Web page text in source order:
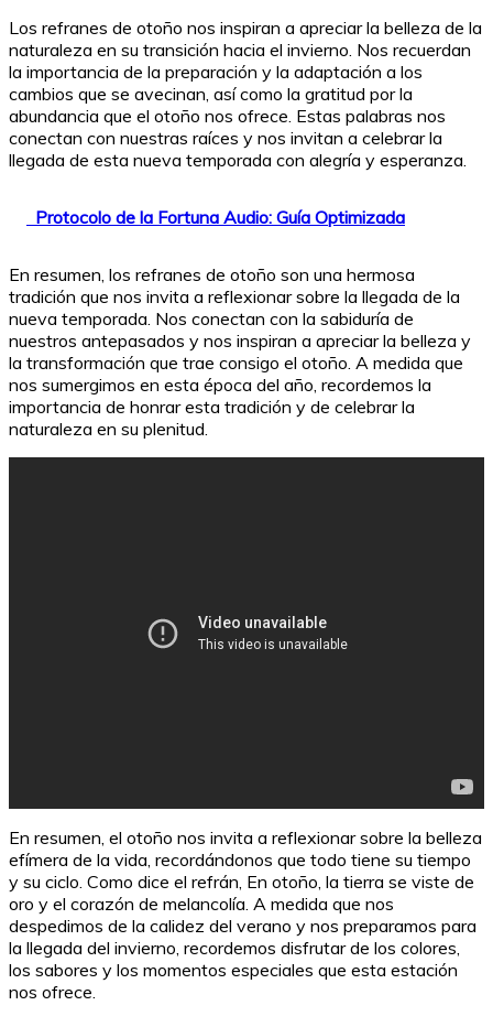
Los refranes de otoño nos inspiran a apreciar la belleza de la
naturaleza en su transición hacia el invierno. Nos recuerdan
la importancia de la preparación y la adaptación a los
cambios que se avecinan, así como la gratitud por la
abundancia que el otoño nos ofrece. Estas palabras nos
conectan con nuestras raíces y nos invitan a celebrar la
llegada de esta nueva temporada con alegría y esperanza.
Protocolo de la Fortuna Audio: Guía Optimizada
En resumen, los refranes de otoño son una hermosa
tradición que nos invita a reflexionar sobre la llegada de la
nueva temporada. Nos conectan con la sabiduría de
nuestros antepasados y nos inspiran a apreciar la belleza y
la transformación que trae consigo el otoño. A medida que
nos sumergimos en esta época del año, recordemos la
importancia de honrar esta tradición y de celebrar la
naturaleza en su plenitud.
En resumen, el otoño nos invita a reflexionar sobre la belleza
efímera de la vida, recordándonos que todo tiene su tiempo
y su ciclo. Como dice el refrán, En otoño, la tierra se viste de
oro y el corazón de melancolía. A medida que nos
despedimos de la calidez del verano y nos preparamos para
la llegada del invierno, recordemos disfrutar de los colores,
los sabores y los momentos especiales que esta estación
nos ofrece.